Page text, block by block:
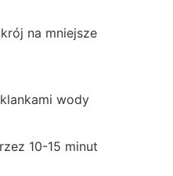
na mniejsze
wody
10-15 minut